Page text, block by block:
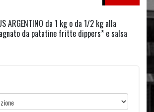
ARGENTINO da 1 kg o da 1/2 kg alla
da patatine fritte dippers* e salsa